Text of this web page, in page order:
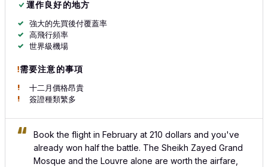
運作良好的地方
強大的先買後付覆蓋率
高飛行頻率
世界級機場
需要注意的事項
十二月價格昂貴
簽證種類繁多
Book the flight in February at 210 dollars and you've
already won half the battle. The Sheikh Zayed Grand
Mosque and the Louvre alone are worth the airfare,